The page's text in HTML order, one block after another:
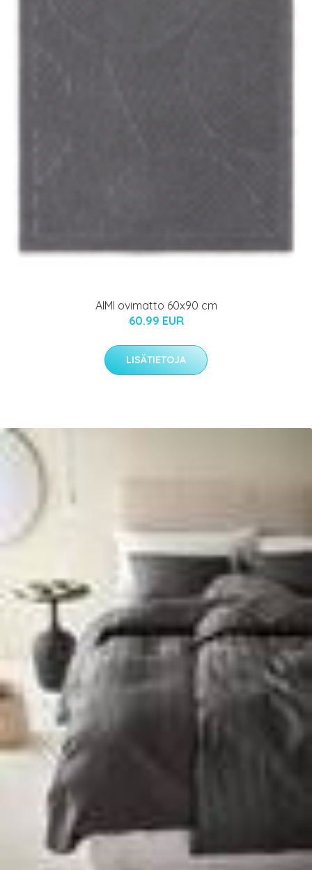
AIMI ovimatto 60x90 cm
60.99 EUR
LISÄTIETOJA